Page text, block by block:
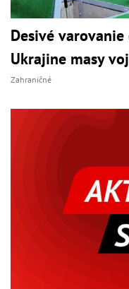
Desivé
Ukrajine masy
Zahraničné